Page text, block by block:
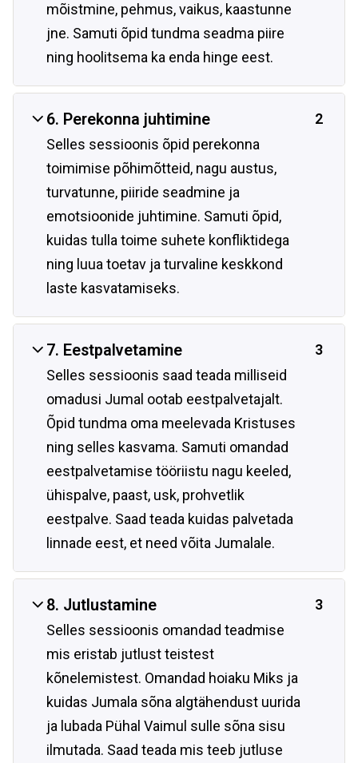
mõistmine, pehmus, vaikus, kaastunne
jne. Samuti õpid tundma seadma piire
ning hoolitsema ka enda hinge eest.
6. Perekonna juhtimine
Selles sessioonis õpid perekonna
toimimise põhimõtteid, nagu austus,
turvatunne, piiride seadmine ja
emotsioonide juhtimine. Samuti õpid,
kuidas tulla toime suhete konfliktidega
ning luua toetav ja turvaline keskkond
laste kasvatamiseks.
2
7. Eestpalvetamine
Selles sessioonis saad teada milliseid
omadusi Jumal ootab eestpalvetajalt.
Õpid tundma oma meelevada Kristuses
ning selles kasvama. Samuti omandad
eestpalvetamise tööriistu nagu keeled,
ühispalve, paast, usk, prohvetlik
eestpalve. Saad teada kuidas palvetada
linnade eest, et need võita Jumalale.
3
8. Jutlustamine
Selles sessioonis omandad teadmise
mis eristab jutlust teistest
kõnelemistest. Omandad hoiaku Miks ja
kuidas Jumala sõna algtähendust uurida
ja lubada Pühal Vaimul sulle sõna sisu
ilmutada. Saad teada mis teeb jutluse
3